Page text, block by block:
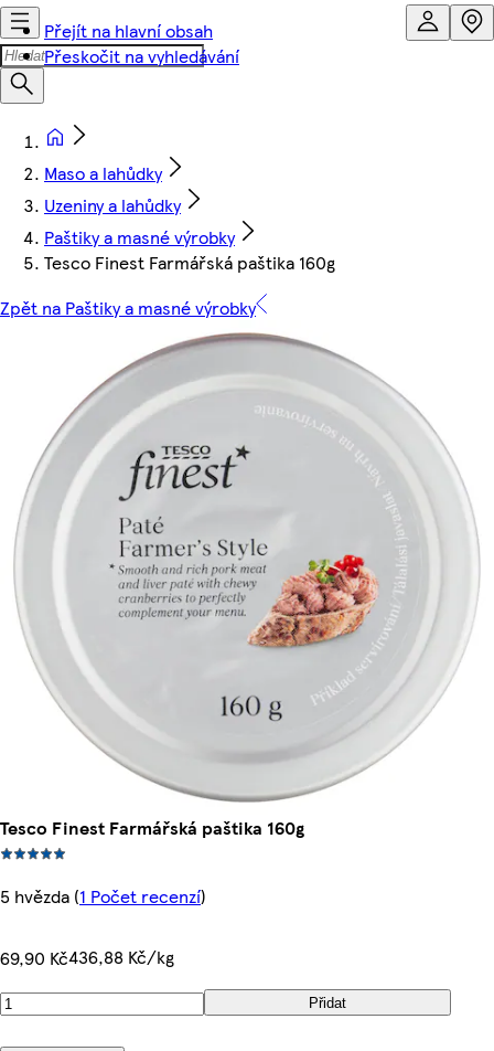
Přejít na hlavní obsah
Přeskočit na vyhledávání
Maso a lahůdky
Uzeniny a lahůdky
Paštiky a masné výrobky
Tesco Finest Farmářská paštika 160g
Zpět na Paštiky a masné výrobky
Tesco Finest Farmářská paštika 160g
5 hvězda (1 Počet recenzí)
69,90 Kč436,88 Kč/kg
Přidat